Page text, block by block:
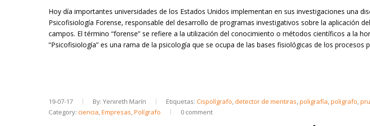
Hoy día importantes universidades de los Estados Unidos implementan en sus investigaciones una
Psicofisiología Forense, responsable del desarrollo de programas investigativos sobre la aplicación
campos. El término “forense” se refiere a la utilización del conocimiento o métodos científicos a la
“Psicofisiología” es una rama de la psicología que se ocupa de las bases fisiológicas de los procesos
19-07-17 By: Yenireth Marín Etiquetas:Cispolígrafo,detector de mentiras,poligrafía,poligrafo,
Category:ciencia,Empresas,Polígrafo 0 comment